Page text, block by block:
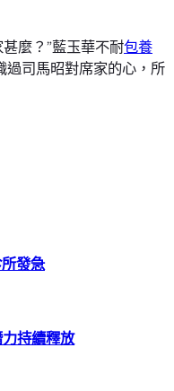
麼？”藍玉華不耐包養
過司馬昭對席家的心，所
發急
持續釋放